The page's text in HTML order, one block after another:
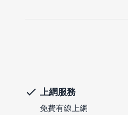
上網服務
免費有線上網